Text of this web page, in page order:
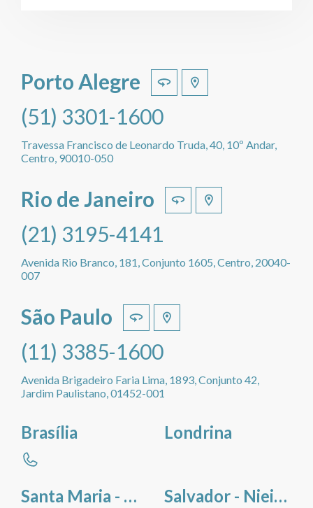
Porto Alegre
(51) 3301-1600
Travessa Francisco de Leonardo Truda, 40, 10º Andar,
Centro, 90010-050
Rio de Janeiro
(21) 3195-4141
Avenida Rio Branco, 181, Conjunto 1605, Centro, 20040-
007
São Paulo
(11) 3385-1600
Avenida Brigadeiro Faria Lima, 1893, Conjunto 42,
Jardim Paulistano, 01452-001
Brasília Londrina
Santa Maria - Deivid Vieira Braz Salvador - Nieissa dos Santos Pereira